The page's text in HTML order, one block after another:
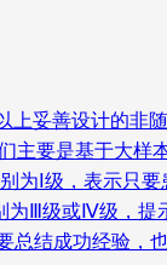
上妥善设计的非
要是基于大样
为Ⅰ级，表示只
为Ⅲ级或Ⅳ级，提
总结成功经验，